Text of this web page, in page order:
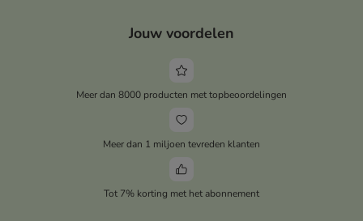
Jouw voordelen
Meer dan 8000 producten met topbeoordelingen
Meer dan 1 miljoen tevreden klanten
Tot 7% korting met het abonnement